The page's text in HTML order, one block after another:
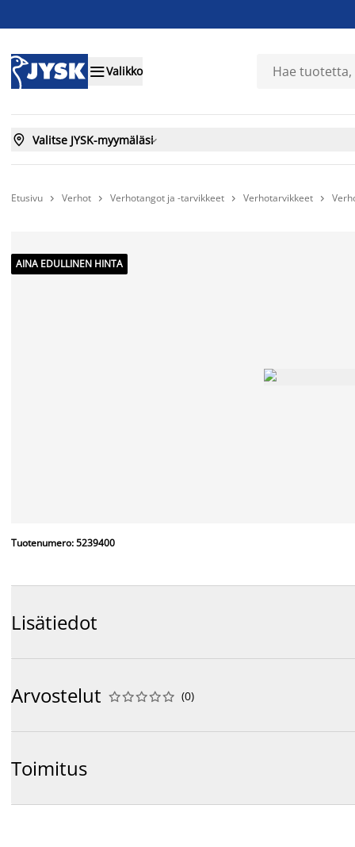
Valikko
 Valitse JYSK-myymäläsi
Etusivu  Verhot  Verhotangot ja -tarvikkeet  Verhotarvikkeet 
AINA EDULLINEN HINTA
Tuotenumero: 5239400
Lisätiedot
Arvostelut 




 (0)
Toimitus